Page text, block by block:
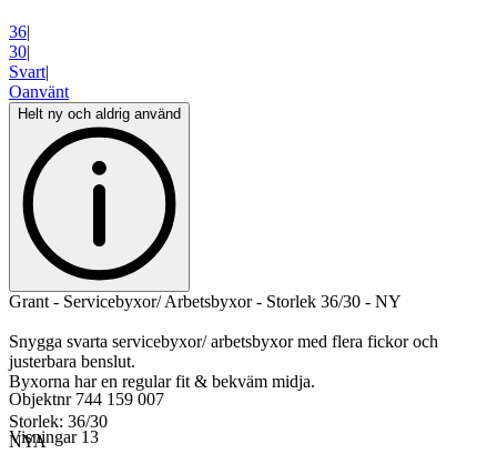
36|
30|
Svart|
Oanvänt
Helt ny och aldrig använd
Grant - Servicebyxor/ Arbetsbyxor - Storlek 36/30 - NY
Snygga svarta servicebyxor/ arbetsbyxor med flera fickor och
justerbara benslut.
Byxorna har en regular fit & bekväm midja.
Storlek: 36/30
NYA
Objektnr 744 159 007
Visningar 13